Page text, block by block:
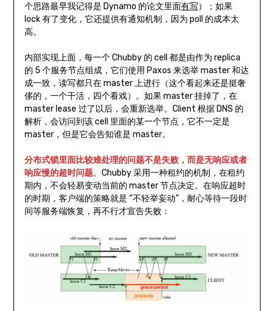
个思路最早我记得是 Dynamo 的论文里面有写）；如果
lock 有了变化，它还提供有通知机制，因为 poll 的成本太
高。
内部实现上面，每一个 Chubby 的 cell 都是由作为 replica
的 5 个服务节点组成，它们使用 Paxos 来选举 master 和达
成一致，读写都只在 master 上进行（这个看起来还是挺奢
侈的，一个干活，四个看戏）。如果 master 挂掉了，在
master lease 过了以后，会重新选举。Client 根据 DNS 的
解析，会访问到该 cell 里面的某一个节点，它不一定是
master，但是它会告知谁是 master。
分布式锁里面比较难处理的问题不是失败，而是无响应或者
响应慢的超时问题。Chubby 采用一种租约的机制，在租约
期内，不会轻易变动当前的 master 节点决定。在响应超时
的时期，客户端的策略就是 “不轻举妄动”，耐心等待一段时
间等服务端恢复，再不行才宣告失败：